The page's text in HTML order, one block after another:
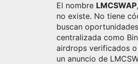
El nombre LMCSWAP,
no existe. No tiene
buscan
centralizada como
airdrops verificados o
un anuncio de